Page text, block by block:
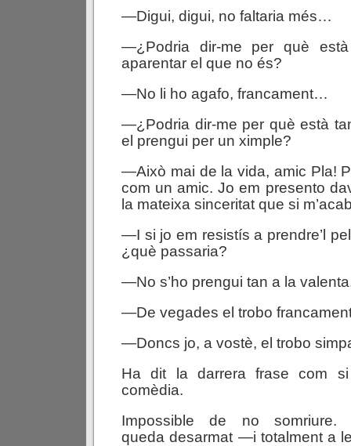
—Digui, digui, no faltaria més…
—¿Podria dir-me per què
aparentar el que no és?
—No li ho agafo, francament…
—¿Podria dir-me per què està
el prengui per un ximple?
—Això mai de la vida, amic Pla!
com un amic. Jo em presento
la mateixa sinceritat que si
—I si jo em resistís a prendre’l
¿què passaria?
—No s’ho prengui tan a la
—De vegades el trobo
—Doncs jo, a vostè, el trobo
Ha dit la darrera frase com si
comèdia.
Impossible de no somriure.
queda desarmat —i totalment a